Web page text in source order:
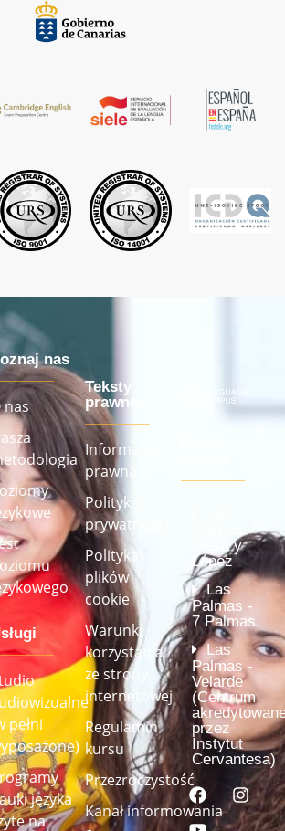
nas
nas
pełni
języka
na
Teksty
prawne
Informacja
prawna
Polityka
prywatności
Polityka
plików
cookie
Warunki
korzystania
ze strony
internetowej
Regulamin
kursu
Przezroczystość
Kanał informowania
Palmas -
Mesa y
López
Las
Palmas -
7 Palmas
Las
Palmas -
Velarde
(Centrum
przez
Instytut
Cervantesa)